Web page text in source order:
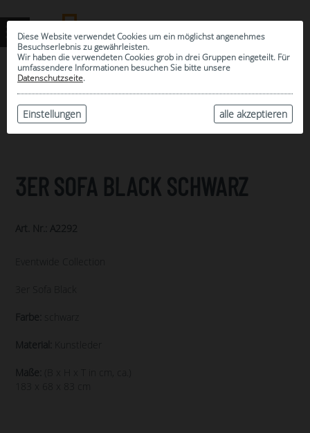
Diese Website verwendet Cookies um ein möglichst angenehmes
Besuchserlebnis zu gewährleisten.
Wir haben die verwendeten Cookies grob in drei Gruppen eingeteilt. Für
umfassendere Informationen besuchen Sie bitte unsere
Datenschutzseite.
alle akzeptieren
Einstellungen
ARCHIV
3ER SOFA BLACK SCHWARZ
Art. Nr.: A2292
Eventwide Collection
3er Sofa Black
Farbe: schwarz
Material: Kunstleder
Maße:
(B x H x T in cm, ca.)